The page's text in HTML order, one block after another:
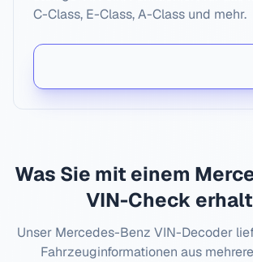
C-Class, E-Class, A-Class und mehr.
Was Sie mit einem
VIN-Check
Unser Mercedes-Benz VIN-Decoder
Fahrzeuginformationen aus